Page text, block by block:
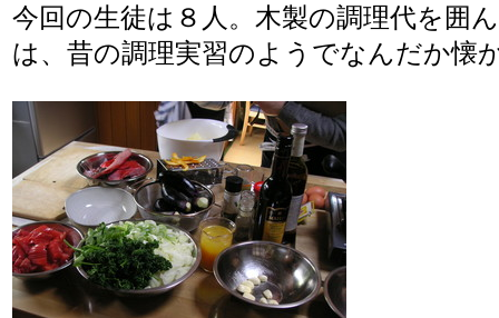
今回の生徒は８人。木製の調理代を囲
は、昔の調理実習のようでなんだか懐